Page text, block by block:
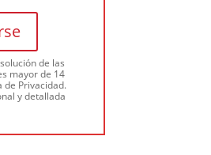
de las
mayor de 14
de Privacidad.
y detallada